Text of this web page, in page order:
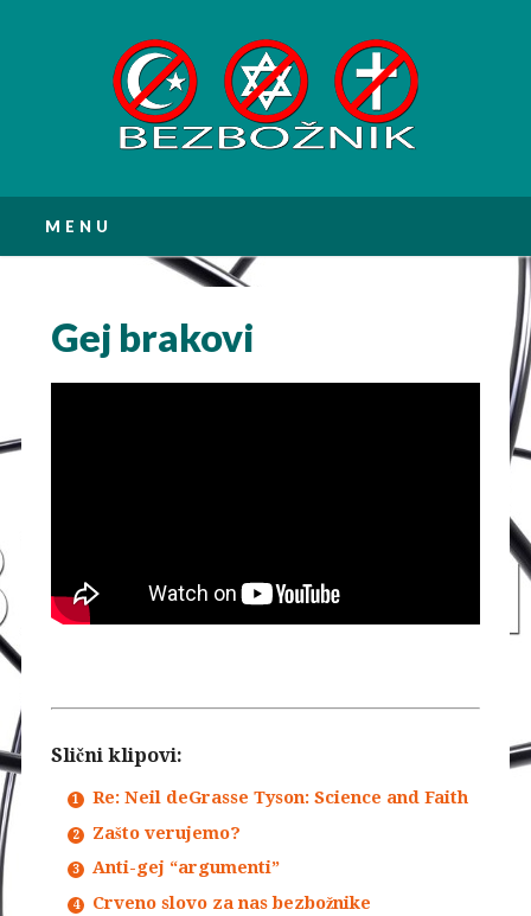
Main menu
MENU
Gej brakovi
Slični klipovi:
Re: Neil deGrasse Tyson: Science and Faith
Zašto verujemo?
Anti-gej “argumenti”
Crveno slovo za nas bezbožnike